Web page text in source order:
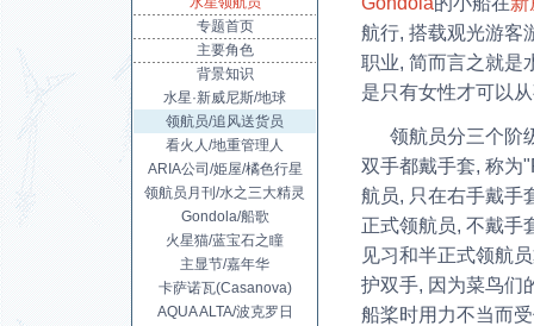
航行, 搭载观光游客
职业, 简而言之就是
是只有女性才可以
领航员分三个阶
双手都戴手套, 称为
航员, 只在右手戴手
正式领航员, 不戴手
见习和半正式领航
护双手, 因为菜鸟们
船桨时用力不当而
专题首页
主要角色
背景知识
水星·新威尼斯/地球
领航员/追风送货员
看火人/地重管理人
ARIA公司/姫屋/橘色行星
领航员月刊/水之三大精灵
Gondola/船歌
火星猫/蓝宝石之瞳
主显节/嘉年华
卡萨诺瓦(Casanova)
AQUA ALTA/波克罗日